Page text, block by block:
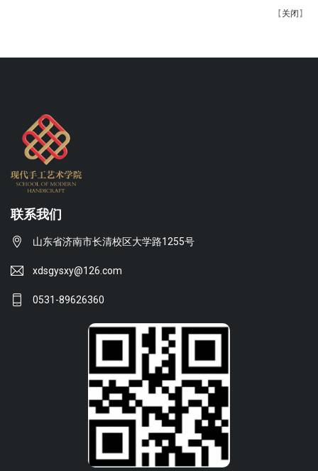
【 关闭 】
联系我们
山东省济南市长清校区大学路1255号
xdsgysxy@126.com
0531-89626360